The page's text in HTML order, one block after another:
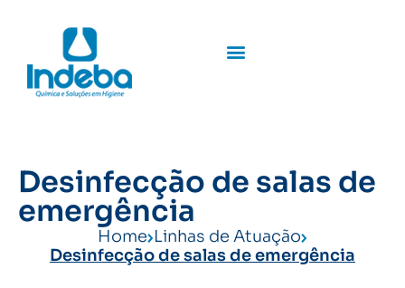
Desinfecção de salas de
emergência
Home Linhas de Atuação
Desinfecção de salas de emergência